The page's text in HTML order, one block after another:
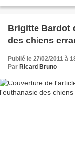
Brigitte Bardot
des chiens
Publié le 27/02/2011 à
Par Ricard Bruno